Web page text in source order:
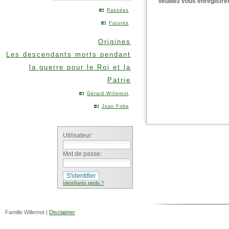
Passées
Futures
Origines
Les descendants morts pendant
la guerre pour le Roi et la
Patrie
Gérard Willemot
Jean Fobe
Utilisateur:
Mot de passe:
Identifiants perdu ?
Famille Willemot | Disclaimer